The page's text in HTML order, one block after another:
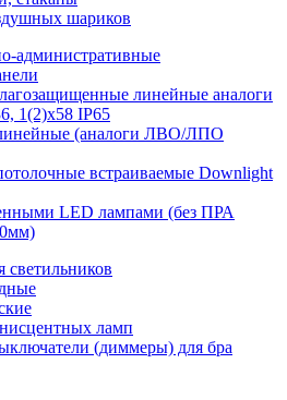
шариков
административные
линейные аналоги
1(2)х58 IP65
(аналоги ЛВО/ЛПО
встраиваемые Downlight
LED лампами (без ПРА
ламп
(диммеры) для бра